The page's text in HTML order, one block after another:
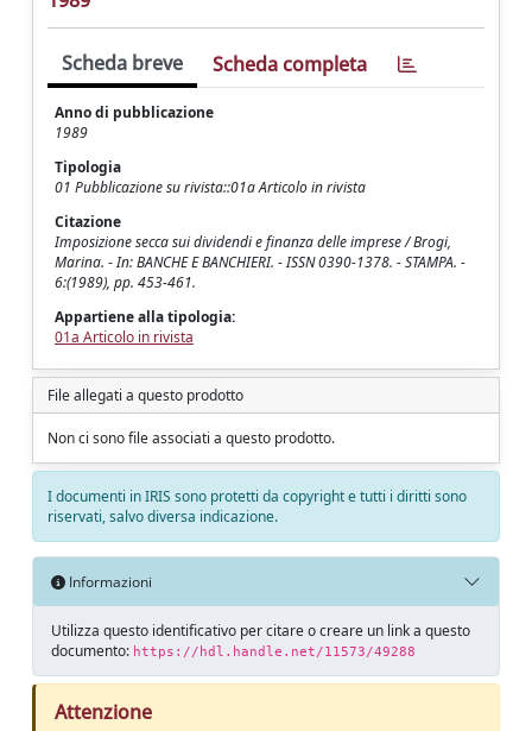
Scheda breve Scheda completa
Anno di pubblicazione
1989
Tipologia
01 Pubblicazione su rivista::01a Articolo in rivista
Citazione
Imposizione secca sui dividendi e finanza delle imprese / Brogi,
Marina. - In: BANCHE E BANCHIERI. - ISSN 0390-1378. - STAMPA. -
6:(1989), pp. 453-461.
Appartiene alla tipologia:
01a Articolo in rivista
File allegati a questo prodotto
Non ci sono file associati a questo prodotto.
I documenti in IRIS sono protetti da copyright e tutti i diritti sono
riservati, salvo diversa indicazione.
Informazioni
Utilizza questo identificativo per citare o creare un link a questo
documento: https://hdl.handle.net/11573/49288
Attenzione